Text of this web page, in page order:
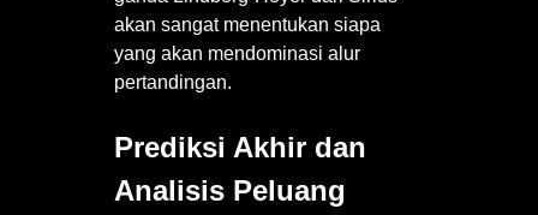
akan sangat menentukan siapa
yang akan mendominasi alur
pertandingan.
Prediksi Akhir dan
Analisis Peluang